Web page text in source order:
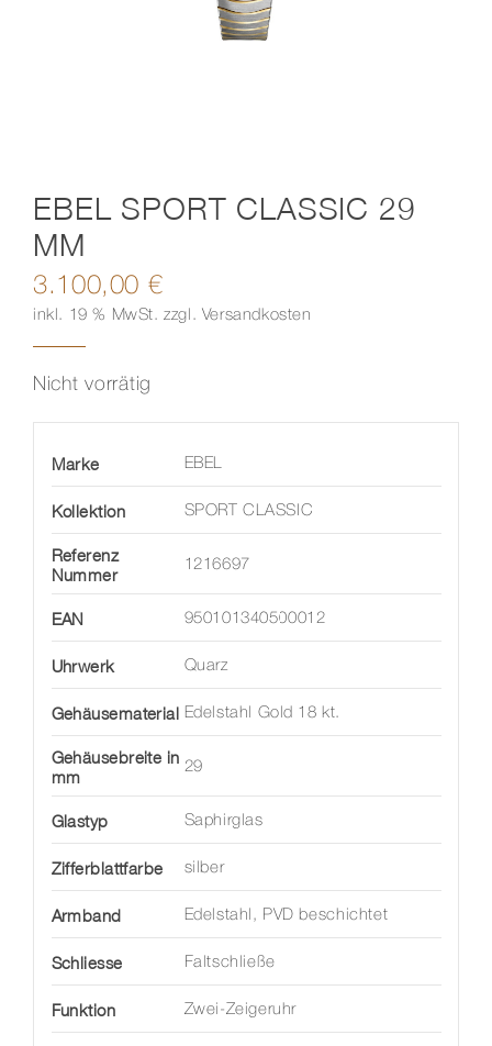
EBEL SPORT CLASSIC 29
MM
3.100,00 €
inkl. 19 % MwSt. zzgl. Versandkosten
Nicht vorrätig
Marke EBEL
Kollektion SPORT CLASSIC
Referenz
Nummer
1216697
EAN 950101340500012
Uhrwerk Quarz
Gehäusematerial Edelstahl Gold 18 kt.
Gehäusebreite in
mm
29
Glastyp Saphirglas
Zifferblattfarbe silber
Armband Edelstahl, PVD beschichtet
Schliesse Faltschließe
Funktion Zwei-Zeigeruhr